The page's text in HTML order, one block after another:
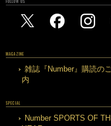
FOLLOW US
MAGAZINE
雑誌『Number』購読の
内
SPECIAL
Number SPORTS OF